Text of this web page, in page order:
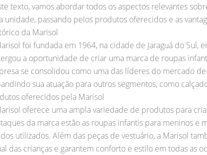
texto, vamos abordar todos os aspectos relevantes
unidade, passando pelos produtos oferecidos e as
da Marisol
foi fundada em 1964, na cidade de Jaraguá do Sul,
a oportunidade de criar uma marca de roupas
se consolidou como uma das líderes do mercado
sua atuação para outros segmentos, como
oferecidos pela Marisol
oferece uma ampla variedade de produtos para
da marca estão as roupas infantis para meninos
utilizados. Além das peças de vestuário, a Marisol
das crianças e garantem conforto e estilo em todas as